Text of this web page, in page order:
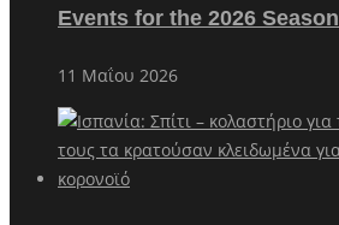
Events for the 2026 Season
11 Μαΐου 2026